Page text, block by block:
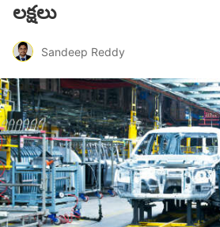
లక్షలు
Sandeep Reddy